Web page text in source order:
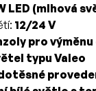
LED (mlhová
12/24 V
pro
typu Valeo